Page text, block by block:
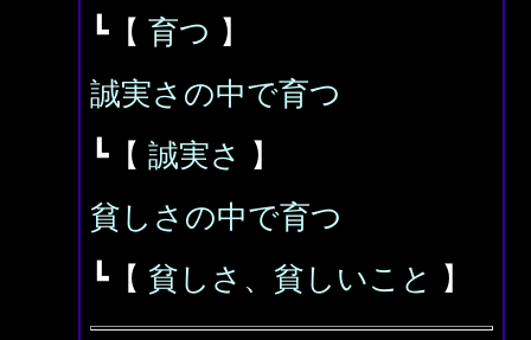
┗【 育つ 】
誠実さの中で育つ
┗【 誠実さ
】
貧しさの中で育つ
┗【 貧しさ、貧しいこと 】